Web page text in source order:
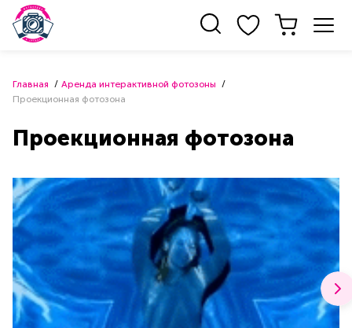
Главная
Аренда интерактивной фотозоны
Проекционная фотозона
Проекционная фотозона